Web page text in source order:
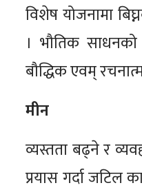
विशेष योजनामा
। भौतिक
बौद्धिक एवम्
मीन
व्यस्तता बढ्ने र
प्रयास गर्दा जटिल